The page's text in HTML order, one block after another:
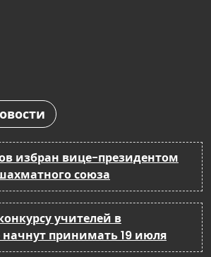
избран вице-президентом
союза
учителей в
принимать 19 июля